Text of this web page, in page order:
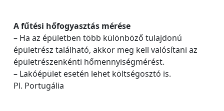
A fűtési hőfogyasztás mérése
– Ha az épületben több különböző tulajdonú
épületrész található, akkor meg kell valósítani az
épületrészenkénti hőmennyiségmérést.
– Lakóépület esetén lehet költségosztó is.
Pl. Portugália